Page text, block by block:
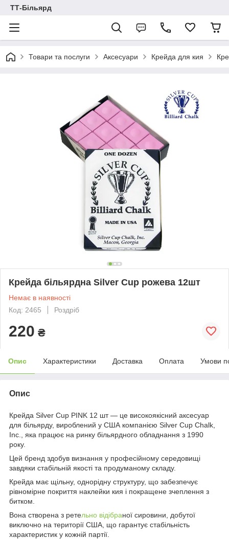
ТТ-Більярд
Товари та послуги Аксесуари Крейда для кия
Крейда більярдна Silver Cup рожева 12шт
Немає в наявності
Код: 2465
Роздріб
220 ₴
Опис Характеристики Доставка Оплата Умови
Опис
Крейда Silver Cup PINK 12 шт — це високоякісний аксесуар
для більярду, вироблений у США компанією Silver Cup Chalk,
Inc., яка працює на ринку більярдного обладнання з 1990
року.
Цей бренд здобув визнання у професійному середовищі
завдяки стабільній якості та продуманому складу.
Крейда має щільну, однорідну структуру, що забезпечує
рівномірне покриття наклейки кия і покращене зчеплення з
битком.
Вона створена з ретельно відібраної сировини, добутої
виключно на території США, що гарантує стабільність
характеристик у кожній партії.